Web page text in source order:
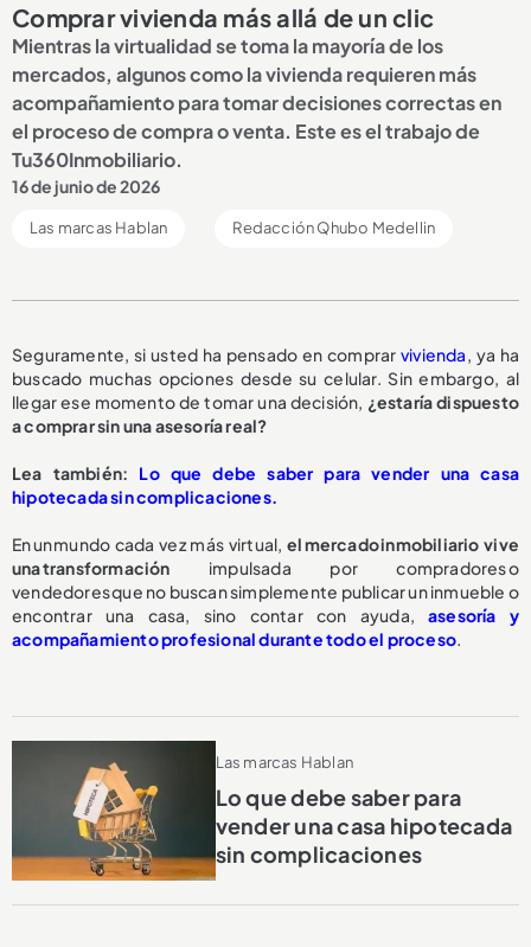
Comprar vivienda más allá de un clic
Mientras la virtualidad se toma la mayoría de los
mercados, algunos como la vivienda requieren más
acompañamiento para tomar decisiones correctas en
el proceso de compra o venta. Este es el trabajo de
Tu360Inmobiliario.
16 de junio de 2026
Las marcas Hablan Redacción Qhubo Medellin
Seguramente, si usted ha pensado en comprarvivienda, ya ha
buscado muchas opciones desde su celular. Sin embargo, al
llegar ese momento de tomar una decisión, ¿estaría dispuesto
a comprar sin una asesoría real?
Lea también: Lo que debe saber para vender una casa
hipotecada sin complicaciones.
En un mundo cada vez más virtual, el mercado inmobiliario vive
una transformación impulsada por compradores o
vendedores que no buscan simplemente publicar un inmueble o
encontrar una casa, sino contar con ayuda,asesoría y
acompañamiento profesional durante todo el proceso.
Las marcas Hablan
Lo que debe saber para
vender una casa hipotecada
sin complicaciones